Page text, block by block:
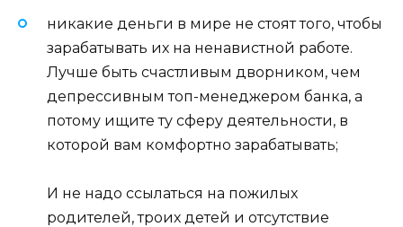
никакие деньги в мире не стоят того, чтобы
зарабатывать их на ненавистной работе.
Лучше быть счастливым дворником, чем
депрессивным топ-менеджером банка, а
потому ищите ту сферу деятельности, в
которой вам комфортно зарабатывать;
И не надо ссылаться на пожилых
родителей, троих детей и отсутствие